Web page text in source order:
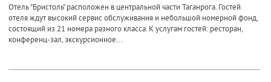
Отель "Бристоль" расположен в центральной части Таганрога. Гостей
отеля ждут высокий сервис обслуживания и небольшой номерной фонд,
состоящий из 21 номера разного класса. К услугам гостей: ресторан,
конференц-зал, экскурсионное...